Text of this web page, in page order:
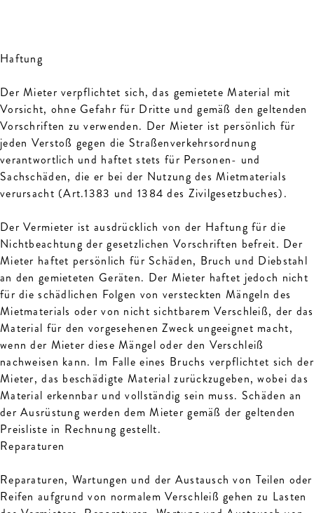
Haftung
Der Mieter verpflichtet sich, das gemietete Material mit
Vorsicht, ohne Gefahr für Dritte und gemäß den geltenden
Vorschriften zu verwenden. Der Mieter ist persönlich für
jeden Verstoß gegen die Straßenverkehrsordnung
verantwortlich und haftet stets für Personen- und
Sachschäden, die er bei der Nutzung des Mietmaterials
verursacht (Art.1383 und 1384 des Zivilgesetzbuches).
Der Vermieter ist ausdrücklich von der Haftung für die
Nichtbeachtung der gesetzlichen Vorschriften befreit. Der
Mieter haftet persönlich für Schäden, Bruch und Diebstahl
an den gemieteten Geräten. Der Mieter haftet jedoch nicht
für die schädlichen Folgen von versteckten Mängeln des
Mietmaterials oder von nicht sichtbarem Verschleiß, der das
Material für den vorgesehenen Zweck ungeeignet macht,
wenn der Mieter diese Mängel oder den Verschleiß
nachweisen kann. Im Falle eines Bruchs verpflichtet sich der
Mieter, das beschädigte Material zurückzugeben, wobei das
Material erkennbar und vollständig sein muss. Schäden an
der Ausrüstung werden dem Mieter gemäß der geltenden
Preisliste in Rechnung gestellt.
Reparaturen
Reparaturen, Wartungen und der Austausch von Teilen oder
Reifen aufgrund von normalem Verschleiß gehen zu Lasten